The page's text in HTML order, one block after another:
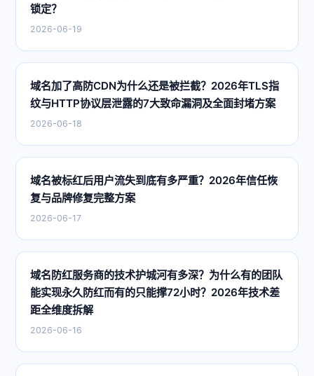
锁定？
2026-06-19
域名加了高防CDN为什么还是被拦截？2026年TLS指
纹与HTTP协议层泄露的7大致命漏洞及全面封堵方案
2026-06-18
域名被标红后用户流失到底有多严重？2026年信任恢
复与品牌修复完整方案
2026-06-17
域名防红服务商的技术护城河有多深？为什么有的团队
能实现永久防红而有的只能撑72小时？2026年技术差
距全维度拆解
2026-06-16